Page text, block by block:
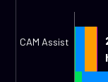
CAM Assist